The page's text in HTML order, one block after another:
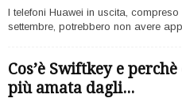
I telefoni Huawei in uscita,
settembre, potrebbero non avere
Cos’è Swiftkey e
più amata dagli...